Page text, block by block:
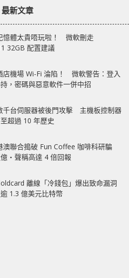
最新文章
憶體太貴唔玩啦！ 微軟刪走
32GB 配置建議
店機場 Wi-Fi 淪陷！ 微軟警告：登入
，密碼與惡意軟件一併中招
千台伺服器被後門攻擊 主機板控制器
超過 10 年歷史
澳聯合搗破 Fun Coffee 咖啡科研騙
‧聲稱高達 4 倍回報
離線「冷錢包」爆出致命漏洞
1.3 億美元比特幣